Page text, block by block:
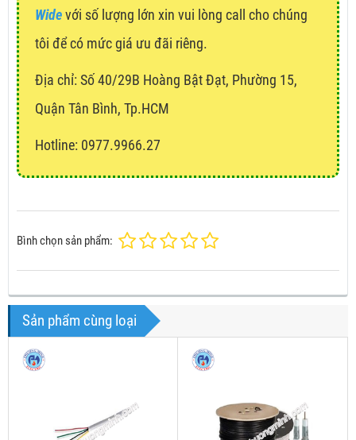
Widevới số lượng lớn xin vui lòng call cho chúng
tôi để có mức giá ưu đãi riêng.
Địa chỉ: Số 40/29B Hoàng Bật Đạt, Phường 15,
Quận Tân Bình, Tp.HCM
Hotline: 0977.9966.27
Bình chọn sản phẩm:
Sản phẩm cùng loại